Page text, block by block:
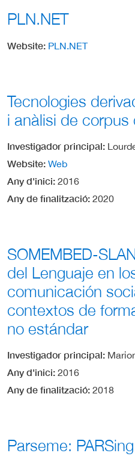
PLN.NET
Website PLN.NET
Tecnologies
i anàlisi de
Investigador principal
Website Web
Any d'inici 2016
Any de finalització 2020
SOMEMBED-
del Lenguaje en
comunicación
contextos de
no estándar
Investigador principal
Any d'inici 2016
Any de finalització 2018
Parseme: